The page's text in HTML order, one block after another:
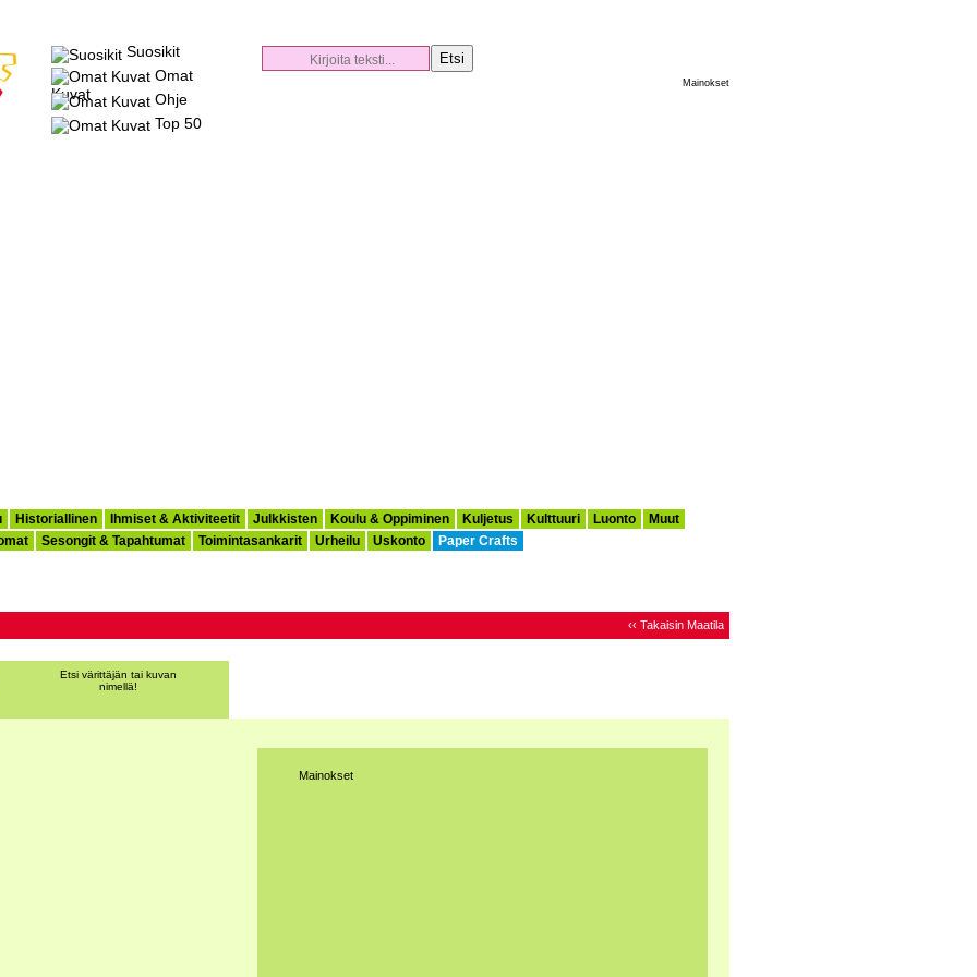
Suosikit
Omat
Kuvat
Ohje
Top 50
Mainokset
Historiallinen Ihmiset & Aktiviteetit Julkkisten Koulu & Oppiminen Kuljetus Kulttuuri Luonto
Muut
Sesongit & Tapahtumat Toimintasankarit Urheilu Uskonto Paper Crafts
‹‹ Takaisin Maatila
Etsi värittäjän tai kuvan
nimellä!
Mainokset